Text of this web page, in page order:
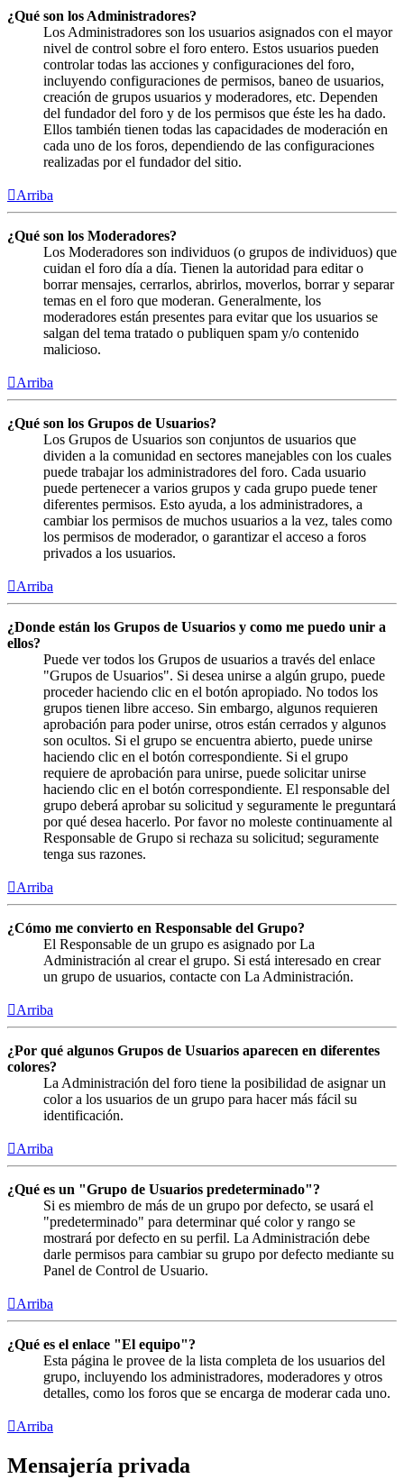
¿Qué son los Administradores?
Los Administradores son los usuarios asignados con el mayor
nivel de control sobre el foro entero. Estos usuarios pueden
controlar todas las acciones y configuraciones del foro,
incluyendo configuraciones de permisos, baneo de usuarios,
creación de grupos usuarios y moderadores, etc. Dependen
del fundador del foro y de los permisos que éste les ha dado.
Ellos también tienen todas las capacidades de moderación en
cada uno de los foros, dependiendo de las configuraciones
realizadas por el fundador del sitio.
Arriba
¿Qué son los Moderadores?
Los Moderadores son individuos (o grupos de individuos) que
cuidan el foro día a día. Tienen la autoridad para editar o
borrar mensajes, cerrarlos, abrirlos, moverlos, borrar y separar
temas en el foro que moderan. Generalmente, los
moderadores están presentes para evitar que los usuarios se
salgan del tema tratado o publiquen spam y/o contenido
malicioso.
Arriba
¿Qué son los Grupos de Usuarios?
Los Grupos de Usuarios son conjuntos de usuarios que
dividen a la comunidad en sectores manejables con los cuales
puede trabajar los administradores del foro. Cada usuario
puede pertenecer a varios grupos y cada grupo puede tener
diferentes permisos. Esto ayuda, a los administradores, a
cambiar los permisos de muchos usuarios a la vez, tales como
los permisos de moderador, o garantizar el acceso a foros
privados a los usuarios.
Arriba
¿Donde están los Grupos de Usuarios y como me puedo unir a
ellos?
Puede ver todos los Grupos de usuarios a través del enlace
"Grupos de Usuarios". Si desea unirse a algún grupo, puede
proceder haciendo clic en el botón apropiado. No todos los
grupos tienen libre acceso. Sin embargo, algunos requieren
aprobación para poder unirse, otros están cerrados y algunos
son ocultos. Si el grupo se encuentra abierto, puede unirse
haciendo clic en el botón correspondiente. Si el grupo
requiere de aprobación para unirse, puede solicitar unirse
haciendo clic en el botón correspondiente. El responsable del
grupo deberá aprobar su solicitud y seguramente le preguntará
por qué desea hacerlo. Por favor no moleste continuamente al
Responsable de Grupo si rechaza su solicitud; seguramente
tenga sus razones.
Arriba
¿Cómo me convierto en Responsable del Grupo?
El Responsable de un grupo es asignado por La
Administración al crear el grupo. Si está interesado en crear
un grupo de usuarios, contacte con La Administración.
Arriba
¿Por qué algunos Grupos de Usuarios aparecen en diferentes
colores?
La Administración del foro tiene la posibilidad de asignar un
color a los usuarios de un grupo para hacer más fácil su
identificación.
Arriba
¿Qué es un "Grupo de Usuarios predeterminado"?
Si es miembro de más de un grupo por defecto, se usará el
"predeterminado" para determinar qué color y rango se
mostrará por defecto en su perfil. La Administración debe
darle permisos para cambiar su grupo por defecto mediante su
Panel de Control de Usuario.
Arriba
¿Qué es el enlace "El equipo"?
Esta página le provee de la lista completa de los usuarios del
grupo, incluyendo los administradores, moderadores y otros
detalles, como los foros que se encarga de moderar cada uno.
Arriba
Mensajería privada